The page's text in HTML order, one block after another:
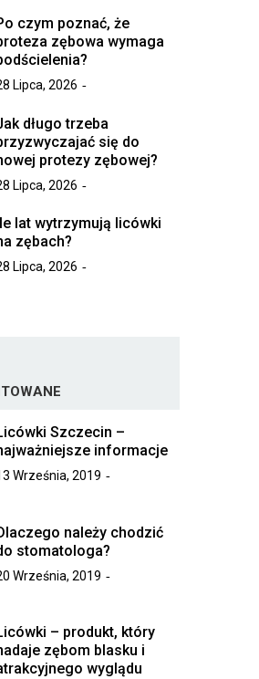
czym poznać, że
zębowa wymaga
Lipca, 2026
długo trzeba
się do
protezy zębowej?
Lipca, 2026
lat wytrzymują licówki
zębach?
Lipca, 2026
Szczecin –
informacje
Września, 2019
należy chodzić
stomatologa?
Września, 2019
– produkt, który
zębom blasku i
wyglądu